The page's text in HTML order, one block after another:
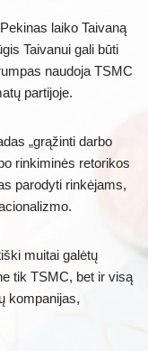
laiko Taivaną
Taivanui gali būti
naudoja TSMC
partijoje.
„grąžinti darbo
rinkiminės retorikos
parodyti rinkėjams,
muitai galėtų
tik TSMC, bet ir visą
kompanijas,